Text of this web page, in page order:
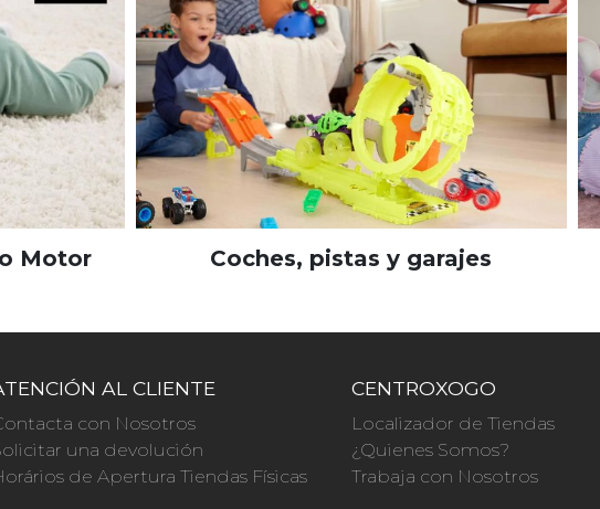
Motor Coches, pistas y garajes
AL CLIENTE
con Nosotros
una devolución
de Apertura Tiendas Físicas
CENTROXOGO
Localizador de Tiendas
¿Quienes Somos?
Trabaja con Nosotros